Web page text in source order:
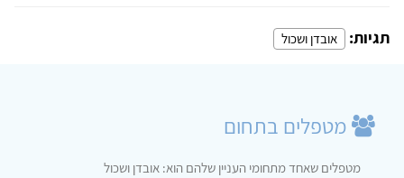
תגיות: אובדן ושכול
מטפלים בתחום
מטפלים שאחד מתחומי העניין שלהם הוא: אובדן ושכול